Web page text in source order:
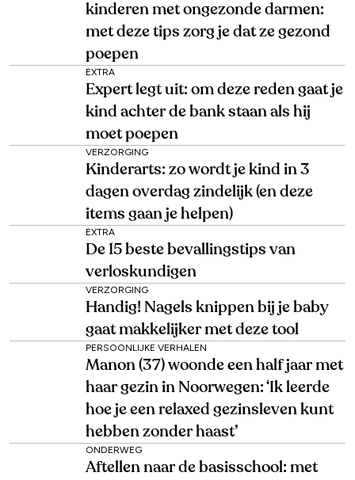
kinderen met ongezonde darmen:
met deze tips zorg je dat ze gezond
poepen
EXTRA
Expert legt uit: om deze reden gaat je
kind achter de bank staan als hij
moet poepen
VERZORGING
Kinderarts: zo wordt je kind in 3
dagen overdag zindelijk (en deze
items gaan je helpen)
EXTRA
De 15 beste bevallingstips van
verloskundigen
VERZORGING
Handig! Nagels knippen bij je baby
gaat makkelijker met deze tool
PERSOONLIJKE VERHALEN
Manon (37) woonde een half jaar met
haar gezin in Noorwegen: ‘Ik leerde
hoe je een relaxed gezinsleven kunt
hebben zonder haast’
ONDERWEG
Aftellen naar de basisschool: met